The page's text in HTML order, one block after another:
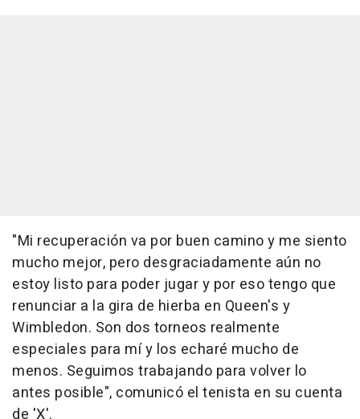
"Mi recuperación va por buen camino y me siento
mucho mejor, pero desgraciadamente aún no
estoy listo para poder jugar y por eso tengo que
renunciar a la gira de hierba en Queen's y
Wimbledon. Son dos torneos realmente
especiales para mí y los echaré mucho de
menos. Seguimos trabajando para volver lo
antes posible", comunicó el tenista en su cuenta